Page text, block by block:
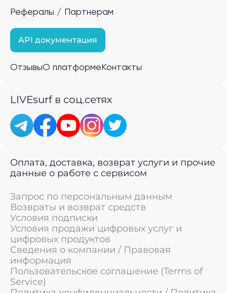
Рефералы / Партнерам
API документация
ОтзывыО платформе Контакты
LIVEsurf в соц.сетях
Оплата, доставка, возврат услуги и прочие
данные о работе с сервисом
Запрос по персональным данным
Возвраты и возврат средств
Условия подписки
Условия продажи цифровых услуг и
цифровых продуктов
Сведения о компании / Правовая
информация
Пользовательское соглашение (Terms of
Service)